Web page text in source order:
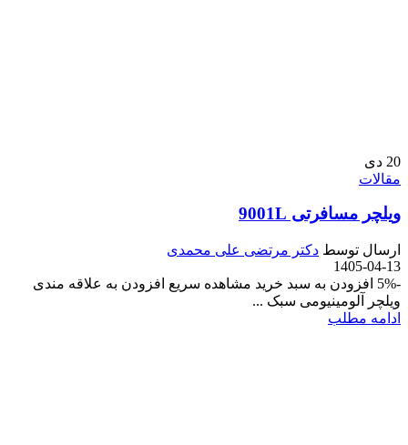
20 دی
مقالات
ویلچر مسافرتی 9001L
ارسال توسط دکتر مرتضی علی محمدی
1405-04-13
-5% افزودن به سبد خرید مشاهده سریع افزودن به علاقه مندی
ویلچر آلومینیومی سبک ...
ادامه مطلب